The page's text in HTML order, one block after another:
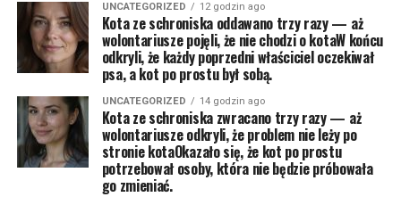
UNCATEGORIZED 12 godzin ago
Kota ze schroniska oddawano trzy razy — aż
wolontariusze pojęli, że nie chodzi o kotaW końcu
odkryli, że każdy poprzedni właściciel oczekiwał
psa, a kot po prostu był sobą.
UNCATEGORIZED 14 godzin ago
Kota ze schroniska zwracano trzy razy — aż
wolontariusze odkryli, że problem nie leży po
stronie kotaOkazało się, że kot po prostu
potrzebował osoby, która nie będzie próbowała
go zmieniać.